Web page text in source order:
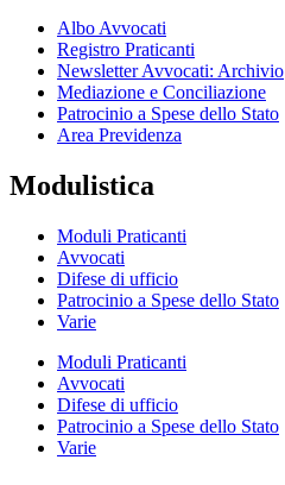
Albo Avvocati
Registro Praticanti
Newsletter Avvocati: Archivio
Mediazione e Conciliazione
Patrocinio a Spese dello Stato
Area Previdenza
Modulistica
Moduli Praticanti
Avvocati
Difese di ufficio
Patrocinio a Spese dello Stato
Varie
Moduli Praticanti
Avvocati
Difese di ufficio
Patrocinio a Spese dello Stato
Varie